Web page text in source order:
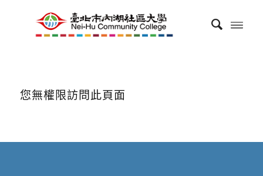
您無權限訪問此頁面